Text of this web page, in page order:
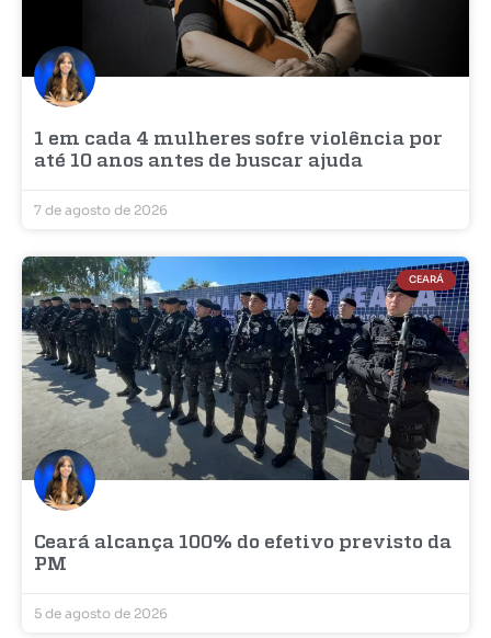
1 em cada 4 mulheres sofre violência por
até 10 anos antes de buscar ajuda
7 de agosto de 2026
CEARÁ
Ceará alcança 100% do efetivo previsto da
PM
5 de agosto de 2026